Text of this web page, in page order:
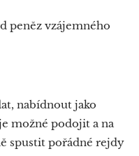
peněz vzájemného
nabídnout jako
možné podojit a na
spustit pořádné rejdy